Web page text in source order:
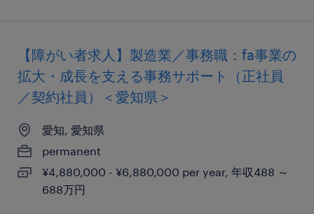
【障がい者求人】製造業／事務職：fa事業の
拡大・成長を支える事務サポート（正社員
／契約社員）＜愛知県＞
愛知, 愛知県
permanent
¥4,880,000 - ¥6,880,000 per year, 年収488 ～
688万円